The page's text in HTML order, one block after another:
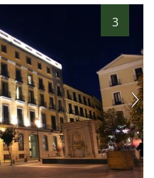
3